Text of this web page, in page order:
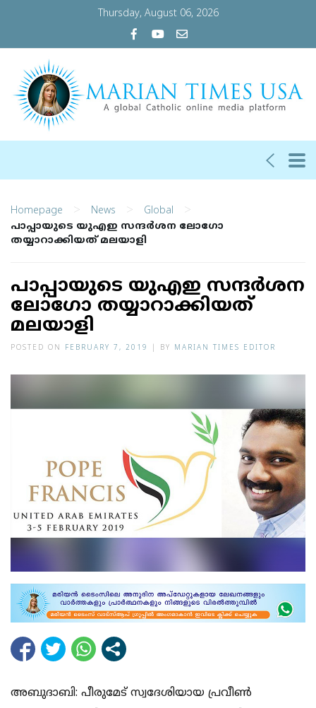
Thursday, August 06, 2026
Homepage > News > Global >
പാപ്പായുടെ യുഎഇ സന്ദര്‍ശന ലോഗോ
തയ്യാറാക്കിയത് മലയാളി
പാപ്പായുടെ യുഎഇ സന്ദര്‍ശന
ലോഗോ തയ്യാറാക്കിയത്
മലയാളി
POSTED ON FEBRUARY 7, 2019 BY MARIAN TIMES EDITOR
അബുദാബി: പീരുമേട് സ്വദേശിയായ പ്രവീണ്‍